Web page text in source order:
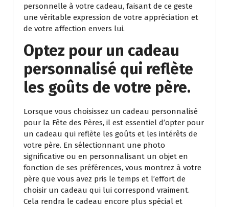
personnelle à votre cadeau, faisant de ce geste
une véritable expression de votre appréciation et
de votre affection envers lui.
Optez pour un cadeau
personnalisé qui reflète
les goûts de votre père.
Lorsque vous choisissez un cadeau personnalisé
pour la Fête des Pères, il est essentiel d’opter pour
un cadeau qui reflète les goûts et les intérêts de
votre père. En sélectionnant une photo
significative ou en personnalisant un objet en
fonction de ses préférences, vous montrez à votre
père que vous avez pris le temps et l’effort de
choisir un cadeau qui lui correspond vraiment.
Cela rendra le cadeau encore plus spécial et